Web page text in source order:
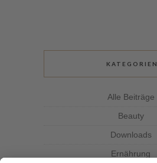
KATEGORIEN
Alle Beiträge
Beauty
Downloads
Ernährung